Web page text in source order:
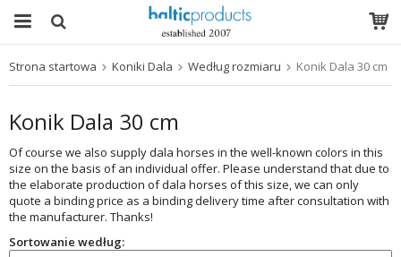
Strona startowa Koniki Dala Według rozmiaru Konik Dala 30 cm
Konik Dala 30 cm
Of course we also supply dala horses in the well-known colors in this
size on the basis of an individual offer. Please understand that due to
the elaborate production of dala horses of this size, we can only
quote a binding price as a binding delivery time after consultation with
the manufacturer. Thanks!
Sortowanie według: